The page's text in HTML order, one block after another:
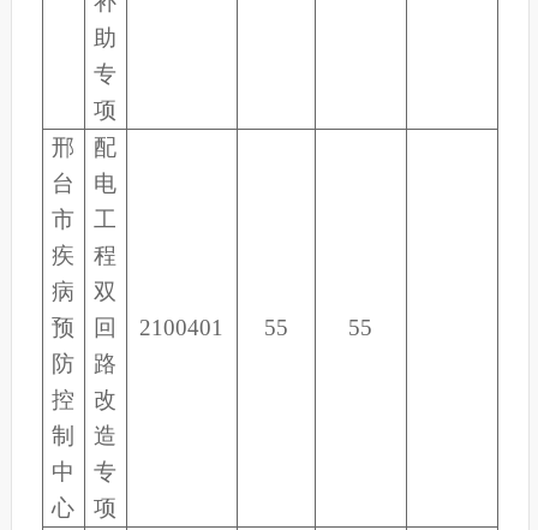
助
专
项
邢
台
市
疾
病
预
防
控
制
中
心
配
电
工
程
双
回
路
改
造
专
项
2100401 55 55